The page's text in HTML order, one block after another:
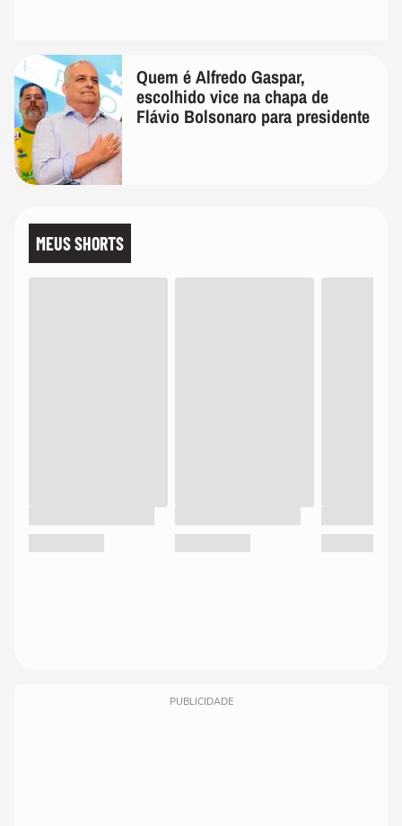
Quem é Alfredo Gaspar,
escolhido vice na chapa de
Flávio Bolsonaro para presidente
MEUS SHORTS
PUBLICIDADE